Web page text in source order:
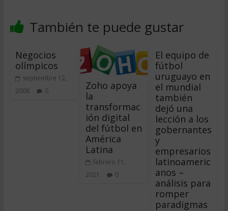
También te puede gustar
Negocios
olímpicos
septiembre 12,
2008
0
Zoho apoya
la
transformac
ión digital
del fútbol en
América
Latina
febrero 11,
2021
0
El equipo de
fútbol
uruguayo en
el mundial
también
dejó una
lección a los
gobernantes
y
empresarios
latinoameric
anos –
análisis para
romper
paradigmas